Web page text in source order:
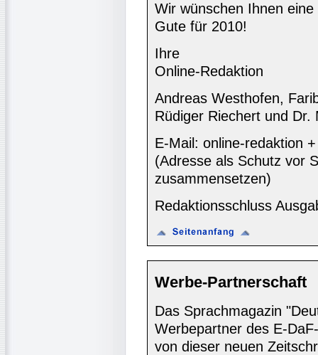
Wir wünschen Ihnen
Gute für 2010!
Ihre
Online-Redaktion
Andreas Westhofen,
Rüdiger Riechert und Dr.
E-Mail: online-redaktion
(Adresse als Schutz vor
zusammensetzen)
Redaktionsschluss
Werbe-Partnerschaft
Das Sprachmagazin
Werbepartner des E-
von dieser neuen